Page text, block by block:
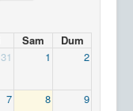
Sam
Dum
31 1 2
7 8 9